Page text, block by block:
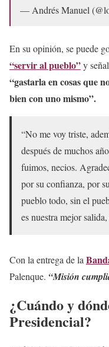
— Andrés Manuel
En su opinión, se puede
“servir al pueblo”y
“gastarla en cosas que
bien con uno mismo”.
“No me voy triste,
después de muchos
fuimos, necios.
por su confianza, por
pueblo todo, sin el
es nuestra mejor
Con la entrega de la
Palenque. “Misión
¿Cuándo y
Presidencial?